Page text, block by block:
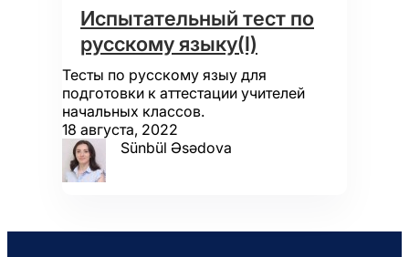
Испытательный тест по
русскому языку(I)
Тесты по русскому языу для
подготовки к аттестации учителей
начальных классов.
18 августа, 2022
Sünbül Əsədova